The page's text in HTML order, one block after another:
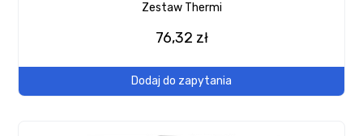
Zestaw Thermi
76,32 zł
Dodaj do zapytania